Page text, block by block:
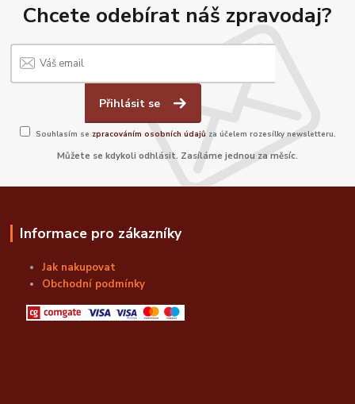
Chcete odebírat náš zpravodaj?
Přihlásit se
Souhlasím se zpracováním osobních údajů za účelem rozesílky newsletteru.
Můžete se kdykoli odhlásit. Zasíláme jednou za měsíc.
Informace pro zákazníky
Jak nakupovat
Obchodní podmínky